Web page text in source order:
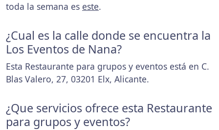
toda la semana es este.
¿Cual es la calle donde se encuentra la
Los Eventos de Nana?
Esta Restaurante para grupos y eventos está en C.
Blas Valero, 27, 03201 Elx, Alicante.
¿Que servicios ofrece esta Restaurante
para grupos y eventos?